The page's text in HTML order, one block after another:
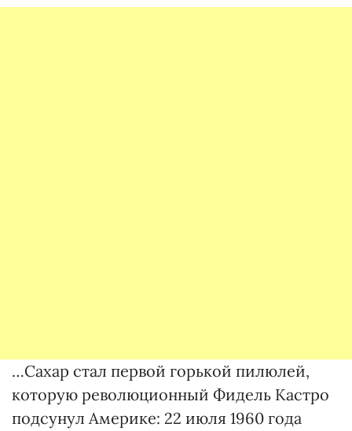
…Сахар стал первой горькой пилюлей,
которую революционный Фидель Кастро
подсунул Америке: 22 июля 1960 года